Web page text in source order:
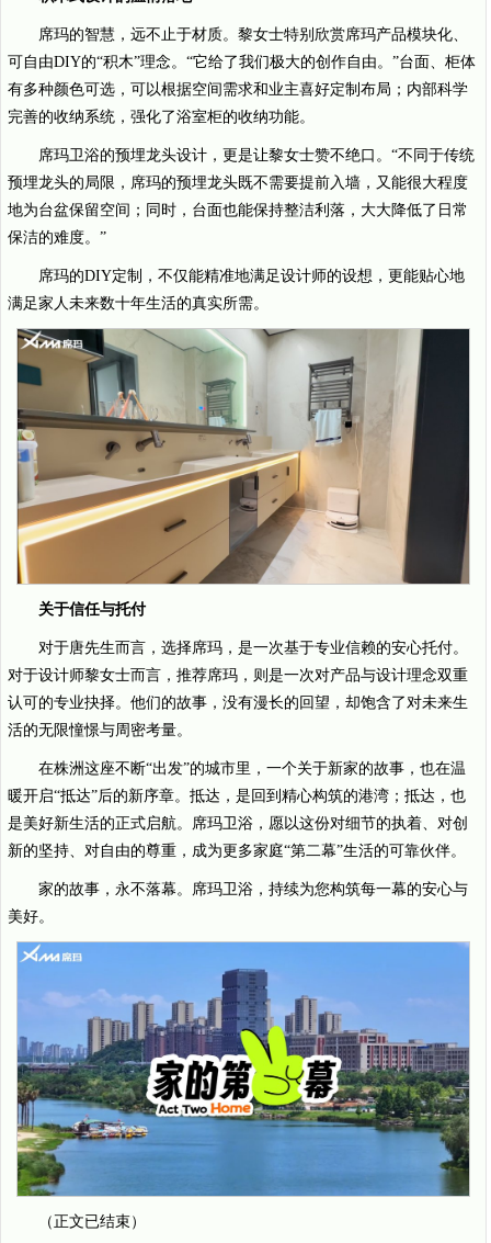
席玛的智慧，远不止于材质。黎女士特别欣赏席玛产品模块化、
可自由DIY的“积木”理念。“它给了我们极大的创作自由。”台面、柜体
有多种颜色可选，可以根据空间需求和业主喜好定制布局；内部科学
完善的收纳系统，强化了浴室柜的收纳功能。
席玛卫浴的预埋龙头设计，更是让黎女士赞不绝口。“不同于传统
预埋龙头的局限，席玛的预埋龙头既不需要提前入墙，又能很大程度
地为台盆保留空间；同时，台面也能保持整洁利落，大大降低了日常
保洁的难度。”
席玛的DIY定制，不仅能精准地满足设计师的设想，更能贴心地
满足家人未来数十年生活的真实所需。
关于信任与托付
对于唐先生而言，选择席玛，是一次基于专业信赖的安心托付。
对于设计师黎女士而言，推荐席玛，则是一次对产品与设计理念双重
认可的专业抉择。他们的故事，没有漫长的回望，却饱含了对未来生
活的无限憧憬与周密考量。
在株洲这座不断“出发”的城市里，一个关于新家的故事，也在温
暖开启“抵达”后的新序章。抵达，是回到精心构筑的港湾；抵达，也
是美好新生活的正式启航。席玛卫浴，愿以这份对细节的执着、对创
新的坚持、对自由的尊重，成为更多家庭“第二幕”生活的可靠伙伴。
家的故事，永不落幕。席玛卫浴，持续为您构筑每一幕的安心与
美好。
（正文已结束）